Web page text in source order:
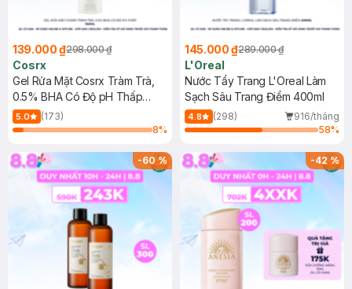
139.000 ₫298.000 ₫
Cosrx
Gel Rửa Mặt Cosrx Tràm Trà,
0.5% BHA Có Độ pH Thấp
150ml
5.0
(173)
8%
145.000 ₫289.000 ₫
L'Oreal
Nước Tẩy Trang L'Oreal Làm
Sạch Sâu Trang Điểm 400ml
4.8 (298)
916/tháng
58%
-60% -42%